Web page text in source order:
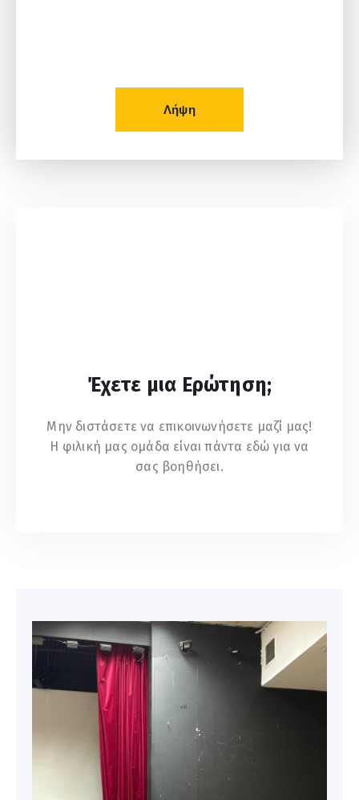
Λήψη
Έχετε μια Ερώτηση;
Μην διστάσετε να επικοινωνήσετε μαζί μας!
Η φιλική μας ομάδα είναι πάντα εδώ για να
σας βοηθήσει.